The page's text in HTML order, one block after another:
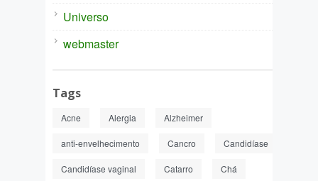
Universo
webmaster
Tags
Acne Alergia Alzheimer
anti-envelhecimento Cancro Candidíase
Candidíase vaginal Catarro Chá